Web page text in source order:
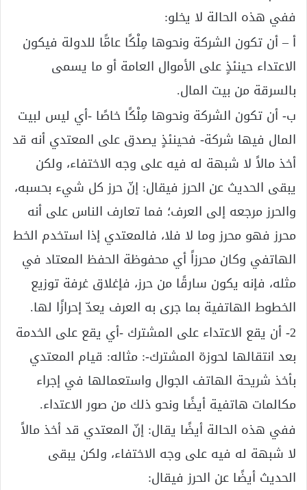
ففي هذه الحالة لا يخلو:
أ – أن تكون الشركة ونحوها مِلْكًا عامًّا للدولة فيكون
الاعتداء حينئذٍ على الأموال العامة أو ما يسمى
بالسرقة من بيت المال.
ب- أن تكون الشركة ونحوها مِلْكًا خاصًا -أي ليس لبيت
المال فيها شركة- فحينئذٍ يصدق على المعتدي أنه قد
أخذ مالاً لا شبهة له فيه على وجه الاختفاء، ولكن
يبقى الحديث عن الحرز فيقال: إنّ حرز كل شيء بحسبه،
والحرز مرجعه إلى العرف؛ فما تعارف الناس على أنه
محرز فهو محرز وما لا فلا، فالمعتدي إذا استخدم الخط
الهاتفي وكان محرزاً أي محفوظة الحفظ المعتاد في
مثله، فإنه يكون سارقًا من حرز، فإغلاق غرفة توزيع
الخطوط الهاتفية بما جرى به العرف يعدّ إحرازًا لها.
2- أن يقع الاعتداء على المشترك -أي يقع على الخدمة
بعد انتقالها لحوزة المشترك-: مثاله: قيام المعتدي
بأخذ شريحة الهاتف الجوال واستعمالها في إجراء
مكالمات هاتفية أيضًا ونحو ذلك من صور الاعتداء.
ففي هذه الحالة أيضًا يقال: إنّ المعتدي قد أخذ مالاً
لا شبهة له فيه على وجه الاختفاء، ولكن يبقى
الحديث أيضًا عن الحرز فيقال: